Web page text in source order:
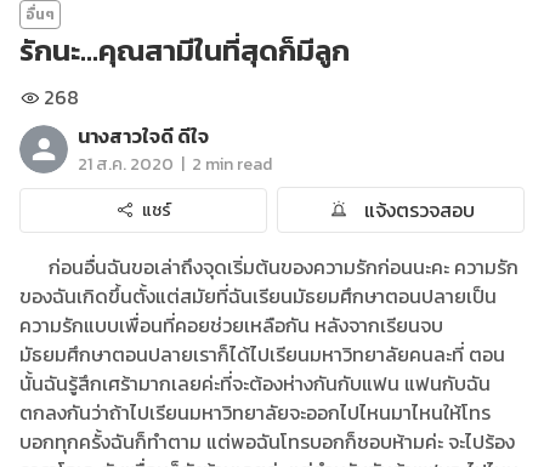
อื่นๆ
รักนะ...คุณสามีในที่สุดก็มีลูก
268
นางสาวใจดี ดีใจ
21 ส.ค. 2020 | 2 min read
แชร์
แจ้งตรวจสอบ
ก่อนอื่นฉันขอเล่าถึงจุดเริ่มต้นของความรักก่อนนะคะ ความรัก
ของฉันเกิดขึ้นตั้งแต่สมัยที่ฉันเรียนมัธยมศึกษาตอนปลายเป็น
ความรักแบบเพื่อนที่คอยช่วยเหลือกัน หลังจากเรียนจบ
มัธยมศึกษาตอนปลายเราก็ได้ไปเรียนมหาวิทยาลัยคนละที่ ตอน
นั้นฉันรู้สึกเศร้ามากเลยค่ะที่จะต้องห่างกันกับแฟน แฟนกับฉัน
ตกลงกันว่าถ้าไปเรียนมหาวิทยาลัยจะออกไปไหนมาไหนให้โทร
บอกทุกครั้งฉันก็ทำตาม แต่พอฉันโทรบอกก็ชอบห้ามค่ะ จะไปร้อง